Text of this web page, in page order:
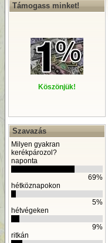
Támogass minket!
Köszönjük!
Szavazás
Milyen gyakran
kerékpározol?
naponta
69%
hétköznapokon
5%
hétvégeken
9%
ritkán